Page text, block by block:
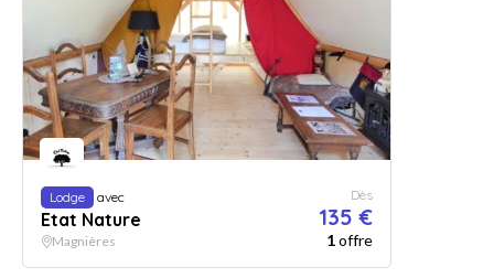
Lodge avec
Etat Nature
Dès
135 €
Magnières 1offre